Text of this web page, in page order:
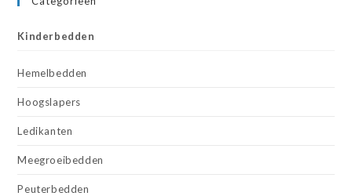
Kinderbedden
Hemelbedden
Hoogslapers
Ledikanten
Meegroeibedden
Peuterbedden